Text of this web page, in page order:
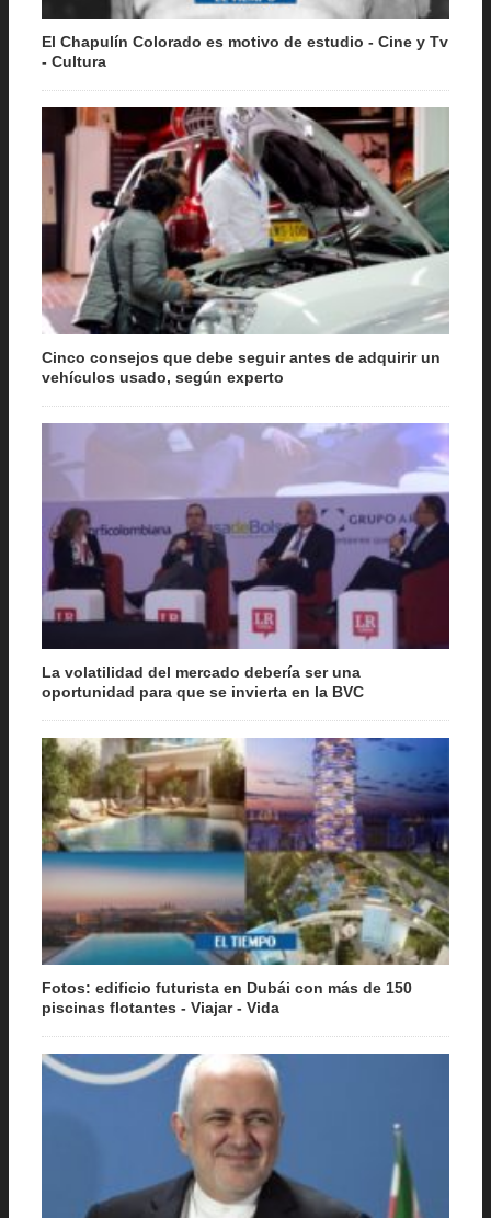
El Chapulín Colorado es motivo de estudio - Cine y Tv
- Cultura
Cinco consejos que debe seguir antes de adquirir un
vehículos usado, según experto
La volatilidad del mercado debería ser una
oportunidad para que se invierta en la BVC
Fotos: edificio futurista en Dubái con más de 150
piscinas flotantes - Viajar - Vida